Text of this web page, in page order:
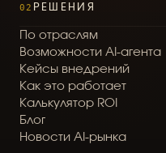
02 РЕШЕНИЯ
По отраслям
Возможности A -агента
Кейсы внедрений
Как это работает
Калькулятор RO
Блог
Новости A -рынка